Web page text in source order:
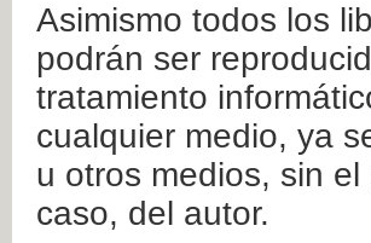
Asimismo todos los
podrán ser
tratamiento
cualquier medio, ya
u otros medios, sin
caso, del autor.